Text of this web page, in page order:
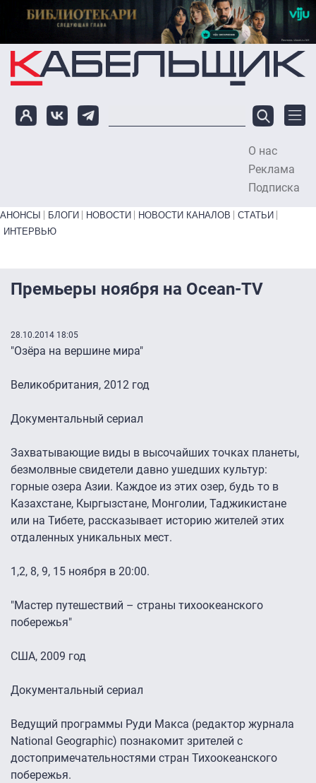
Перейти к основному содержанию
О нас
Реклама
Подписка
Primary links bottom
АНОНСЫ БЛОГИ НОВОСТИ НОВОСТИ КАНАЛОВ
СТАТЬИ
ИНТЕРВЬЮ
Премьеры ноября на Ocean-TV
28.10.2014 18:05
"Озёра на вершине мира"
Великобритания, 2012 год
Документальный сериал
Захватывающие виды в высочайших точках планеты,
безмолвные свидетели давно ушедших культур:
горные озера Азии. Каждое из этих озер, будь то в
Казахстане, Кыргызстане, Монголии, Таджикистане
или на Тибете, рассказывает историю жителей этих
отдаленных уникальных мест.
1,2, 8, 9, 15 ноября в 20:00.
"Мастер путешествий – страны тихоокеанского
побережья"
США, 2009 год
Документальный сериал
Ведущий программы Руди Макса (редактор журнала
National Geographic) познакомит зрителей с
достопримечательностями стран Тихоокеанского
побережья.